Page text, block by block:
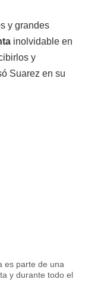
y grandes
inolvidable en
y
Suarez en su
es parte de una
y durante todo el